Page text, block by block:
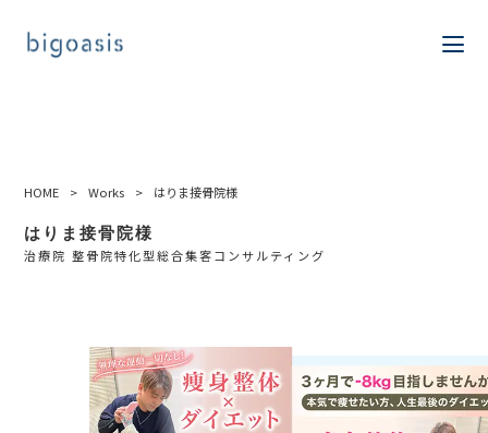
HOME > Works > はりま接骨院様
はりま接骨院様
治療院 整骨院特化型総合集客コンサルティング